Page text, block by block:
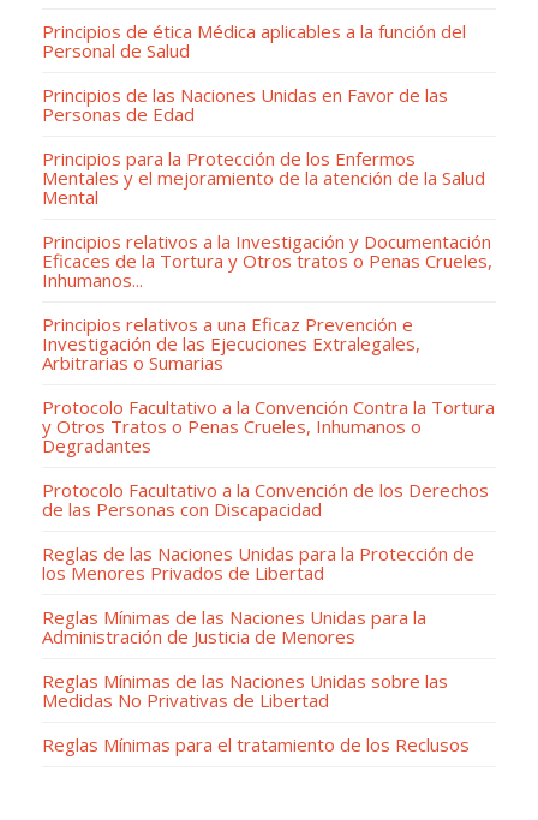
Principios de ética Médica aplicables a la función del
Personal de Salud
Principios de las Naciones Unidas en Favor de las
Personas de Edad
Principios para la Protección de los Enfermos
Mentales y el mejoramiento de la atención de la Salud
Mental
Principios relativos a la Investigación y Documentación
Eficaces de la Tortura y Otros tratos o Penas Crueles,
Inhumanos...
Principios relativos a una Eficaz Prevención e
Investigación de las Ejecuciones Extralegales,
Arbitrarias o Sumarias
Protocolo Facultativo a la Convención Contra la Tortura
y Otros Tratos o Penas Crueles, Inhumanos o
Degradantes
Protocolo Facultativo a la Convención de los Derechos
de las Personas con Discapacidad
Reglas de las Naciones Unidas para la Protección de
los Menores Privados de Libertad
Reglas Mínimas de las Naciones Unidas para la
Administración de Justicia de Menores
Reglas Mínimas de las Naciones Unidas sobre las
Medidas No Privativas de Libertad
Reglas Mínimas para el tratamiento de los Reclusos